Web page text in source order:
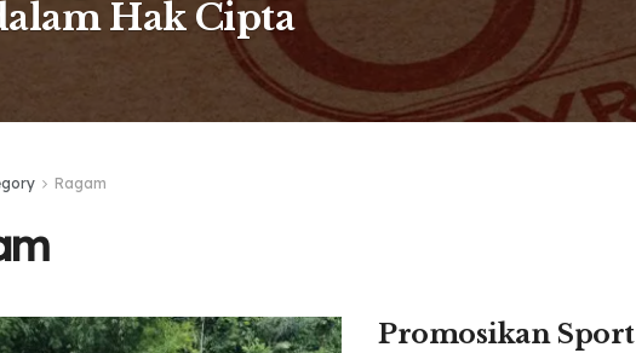
Hak Cipta
Ragam
Promosikan Sport